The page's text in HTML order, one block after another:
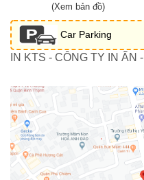
(Xem bản đồ)
Car Parking
IN KTS - CÔNG TY IN ẤN